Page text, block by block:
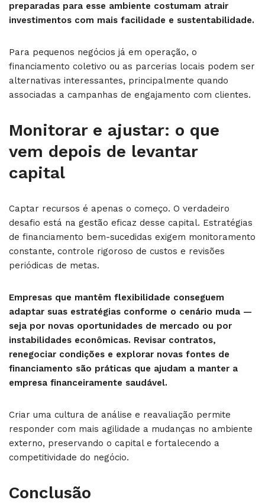
preparadas para esse ambiente costumam atrair
investimentos com mais facilidade e sustentabilidade.
Para pequenos negócios já em operação, o
financiamento coletivo ou as parcerias locais podem ser
alternativas interessantes, principalmente quando
associadas a campanhas de engajamento com clientes.
Monitorar e ajustar: o que
vem depois de levantar
capital
Captar recursos é apenas o começo. O verdadeiro
desafio está na gestão eficaz desse capital. Estratégias
de financiamento bem-sucedidas exigem monitoramento
constante, controle rigoroso de custos e revisões
periódicas de metas.
Empresas que mantêm flexibilidade conseguem
adaptar suas estratégias conforme o cenário muda —
seja por novas oportunidades de mercado ou por
instabilidades econômicas. Revisar contratos,
renegociar condições e explorar novas fontes de
financiamento são práticas que ajudam a manter a
empresa financeiramente saudável.
Criar uma cultura de análise e reavaliação permite
responder com mais agilidade a mudanças no ambiente
externo, preservando o capital e fortalecendo a
competitividade do negócio.
Conclusão